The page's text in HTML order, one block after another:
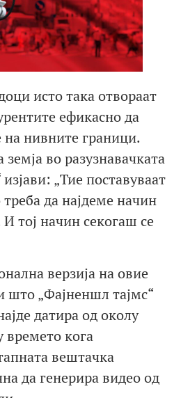
исто така отвораат
ефикасно да
на нивните граници.
во разузнавачката
„Тие поставуваат
да најдеме начин
тој начин секогаш се
верзија на овие
што „Фајненшл тајмс“
датира од околу
времето кога
вештачка
да генерира видео од